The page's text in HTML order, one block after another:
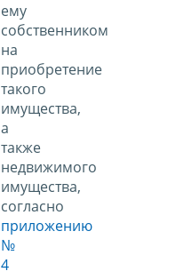
ему
собственником
на
приобретение
такого
имущества,
а
также
недвижимого
имущества,
согласно
приложению
№
4